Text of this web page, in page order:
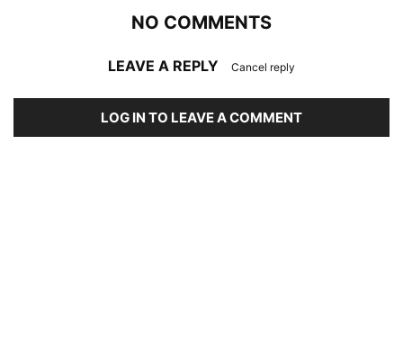
NO COMMENTS
LEAVE A REPLY Cancel reply
LOG IN TO LEAVE A COMMENT